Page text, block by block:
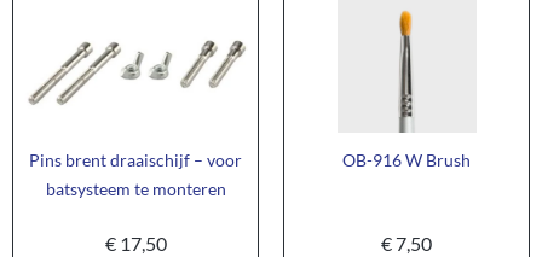
Pins brent draaischijf – voor
batsysteem te monteren
€17,50
OB-916 W Brush
€7,50